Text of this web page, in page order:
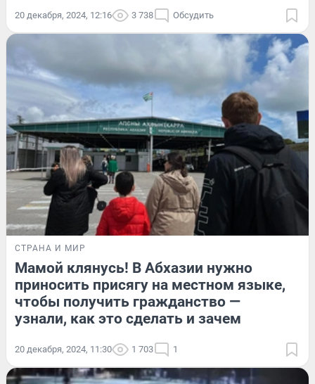
20 декабря, 2024, 12:16 3 738 Обсудить
СТРАНА И МИР
Мамой клянусь! В Абхазии нужно
приносить присягу на местном языке,
чтобы получить гражданство —
узнали, как это сделать и зачем
20 декабря, 2024, 11:30 1 703 1